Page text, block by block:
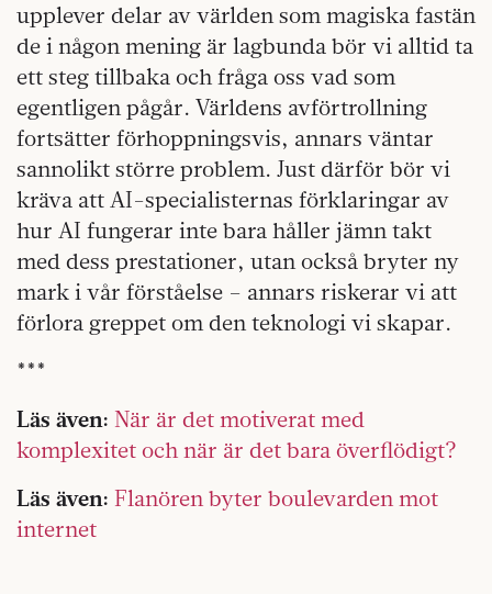
upplever delar av världen som magiska fastän
de i någon mening är lagbunda bör vi alltid ta
ett steg tillbaka och fråga oss vad som
egentligen pågår. Världens avförtrollning
fortsätter förhoppningsvis, annars väntar
sannolikt större problem. Just därför bör vi
kräva att AI-specialisternas förklaringar av
hur AI fungerar inte bara håller jämn takt
med dess prestationer, utan också bryter ny
mark i vår förståelse – annars riskerar vi att
förlora greppet om den teknologi vi skapar.
***
Läs även: När är det motiverat med
komplexitet och när är det bara överflödigt?
Läs även: Flanören byter boulevarden mot
internet